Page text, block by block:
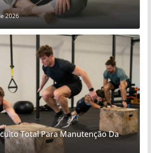
2026
Total Para Manutenção Da